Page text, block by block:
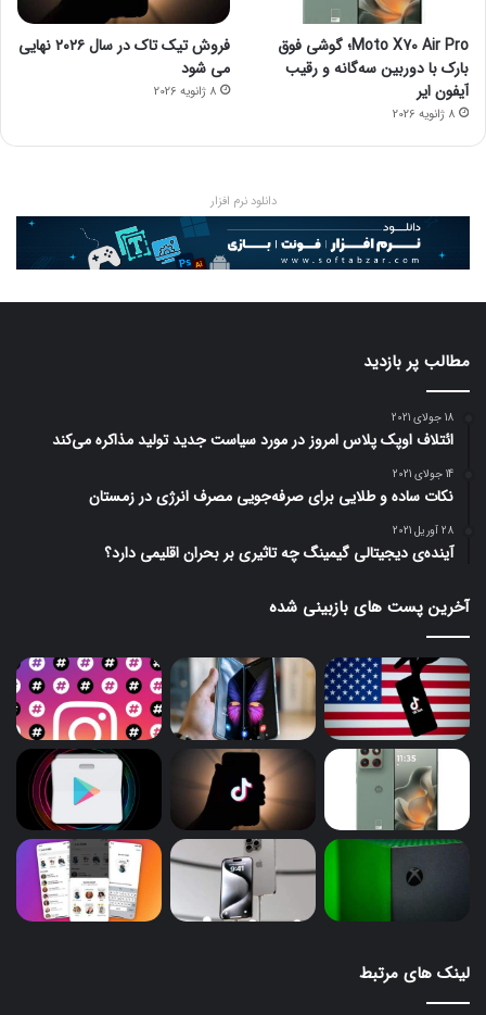
Moto X70 Air Pro؛ گوشی فوق
بارک با دوربین سه‌گانه و رقیب
آیفون ایر
8 ژانویه 2026
فروش تیک تاک در سال ۲۰۲۶ نهایی
می شود
8 ژانویه 2026
دانلود نرم افزار
مطالب پر بازدید
18 جولای 2021
ائتلاف اوپک پلاس امروز در مورد سیاست جدید تولید مذاکره می‌کند
14 جولای 2021
نکات ساده و طلایی برای صرفه‌جویی مصرف انرژی در زمستان
28 آوریل 2021
آینده‌ی دیجیتالی گیمینگ چه تاثیری بر بحران اقلیمی دارد؟
آخرین پست های بازبینی شده
لینک های مرتبط